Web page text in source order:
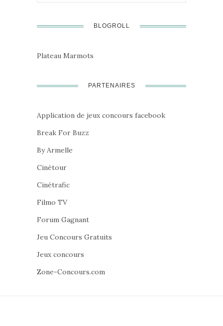
BLOGROLL
Plateau Marmots
PARTENAIRES
Application de jeux concours facebook
Break For Buzz
By Armelle
Cinétour
Cinétrafic
Filmo TV
Forum Gagnant
Jeu Concours Gratuits
Jeux concours
Zone-Concours.com